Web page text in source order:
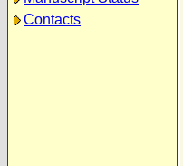
Contacts